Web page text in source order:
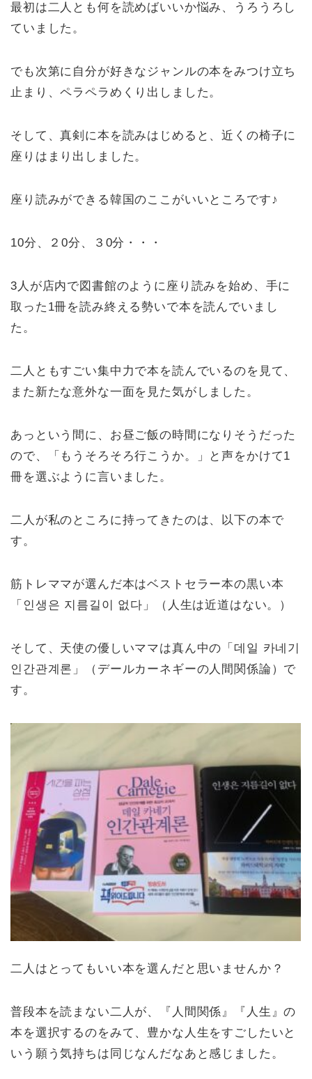
最初は二人とも何を読めばいいか悩み、うろうろし
ていました。
でも次第に自分が好きなジャンルの本をみつけ立ち
止まり、ペラペラめくり出しました。
そして、真剣に本を読みはじめると、近くの椅子に
座りはまり出しました。
座り読みができる韓国のここがいいところです♪
10分、２0分、３0分・・・
3人が店内で図書館のように座り読みを始め、手に
取った1冊を読み終える勢いで本を読んでいまし
た。
二人ともすごい集中力で本を読んでいるのを見て、
また新たな意外な一面を見た気がしました。
あっという間に、お昼ご飯の時間になりそうだった
ので、「もうそろそろ行こうか。」と声をかけて1
冊を選ぶように言いました。
二人が私のところに持ってきたのは、以下の本で
す。
筋トレママが選んだ本はベストセラー本の黒い本
「인생은 지름길이 없다」（人生は近道はない。）
そして、天使の優しいママは真ん中の「데일 카네기
인간관계론」（デールカーネギーの人間関係論）で
す。
二人はとってもいい本を選んだと思いませんか？
普段本を読まない二人が、『人間関係』『人生』の
本を選択するのをみて、豊かな人生をすごしたいと
いう願う気持ちは同じなんだなあと感じました。